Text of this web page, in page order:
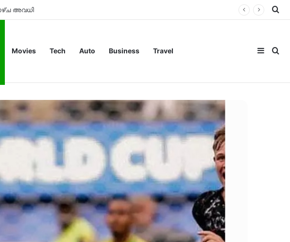
പെയ്മെന്‍റ് കൗൺസിൽ ഓഫ് ഇന്ത്യ
Movies Tech Auto Business Travel